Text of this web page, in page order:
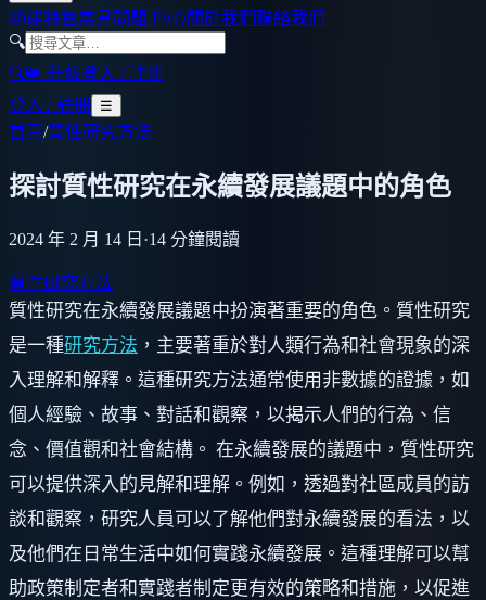
功能特色常見問題 FAQ關於我們聯絡我們
🔍
🔍👑 升級登入 / 註冊
登入 / 註冊 ☰
首頁/質性研究方法
探討質性研究在永續發展議題中的角色
2024 年 2 月 14 日 ·14 分鐘閱讀
質性研究方法
質性研究在永續發展議題中扮演著重要的角色。質性研究
是一種研究方法 ，主要著重於對人類行為和社會現象的深
入理解和解釋。這種研究方法通常使用非數據的證據，如
個人經驗、故事、對話和觀察，以揭示人們的行為、信
念、價值觀和社會結構。 在永續發展的議題中，質性研究
可以提供深入的見解和理解。例如，透過對社區成員的訪
談和觀察，研究人員可以了解他們對永續發展的看法，以
及他們在日常生活中如何實踐永續發展。這種理解可以幫
助政策制定者和實踐者制定更有效的策略和措施，以促進